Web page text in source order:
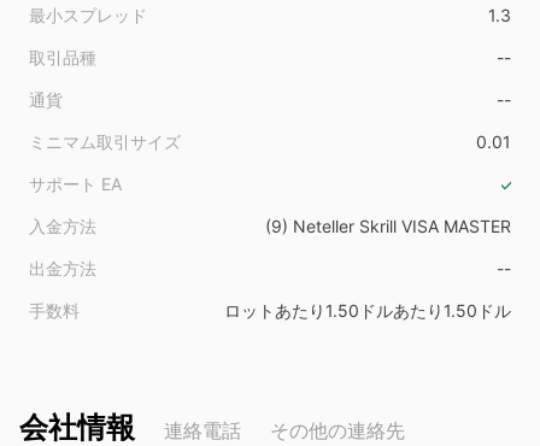
最小スプレッド 1.3
取引品種 --
通貨 --
ミニマム取引サイズ 0.01
サポート EA
入金方法 (9) Neteller Skrill VISA MASTER
出金方法 --
手数料 ロットあたり1.50ドルあたり1.50ドル
会社情報 連絡電話 その他の連絡先